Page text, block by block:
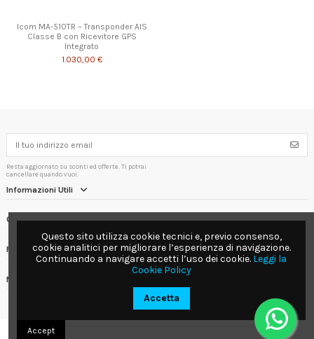
Icom MA-510TR – Transponder AIS
Classe B con Ricevitore GPS
Integrato
1.030,00 €
Resta aggiornato su sconti ed offerte. Ti potrai
cancellare quando vuoi.
Informazioni Utili
Contact us
Follow us
Newsletter
Questo sito utilizza cookie tecnici e, previo consenso,
cookie analitici per migliorare l’esperienza di navigazione.
Continuando a navigare accetti l’uso dei cookie. Leggi la
Cookie Policy
Accetta
Accept